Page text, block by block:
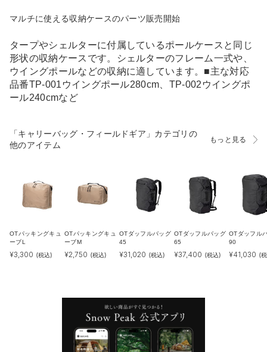
マルチに使える収納ケースのパーツ販売開始
タープやシェルターに付属しているポールケースと同じ
形状の収納ケースです。シェルターのフレーム一式や、
ウイングポールなどの収納に適しています。■主な対応
品番TP-001ウイングポール280cm、TP-002ウイングポ
ール240cmなど
「キャリーバッグ・フィールドギア」カテゴリの
他のアイテム
もっと見る
OTパッキングキュ
ーブL
¥3,300 (税込)
OTパッキングキュ
ーブM
¥2,750 (税込)
OTダッフルバッグ
45
¥31,020 (税込)
OTダッフルバッグ
65
¥37,400 (税込)
OTダッフル
90
¥41,030 (